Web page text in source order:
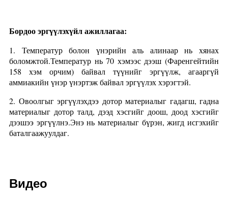
Бордоо эргүүлэхүйл ажиллагаа:
1. Температур болон үнэрийн аль алинаар нь хянах
боломжтой.Температур нь 70 хэмээс дээш (Фаренгейтийн
158 хэм орчим) байвал түүнийг эргүүлж, агааргүй
аммиакийн үнэр үнэртэж байвал эргүүлэх хэрэгтэй.
2. Овоолгыг эргүүлэхдээ дотор материалыг гадагш, гадна
материалыг дотор талд, дээд хэсгийг доош, доод хэсгийг
дээшээ эргүүлнэ.Энэ нь материалыг бүрэн, жигд исгэхийг
баталгаажуулдаг.
Видео